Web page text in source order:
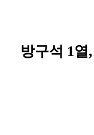
방구석 1열